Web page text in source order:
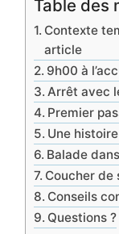
Table des
Contexte
article
9h00 à
Arrêt avec
Premier
Une
Balade
Coucher de
Conseils
Questions ?